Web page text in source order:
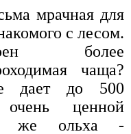
мрачная для
с лесом.
более
чаща?
дает до 500
ценной
же ольха -